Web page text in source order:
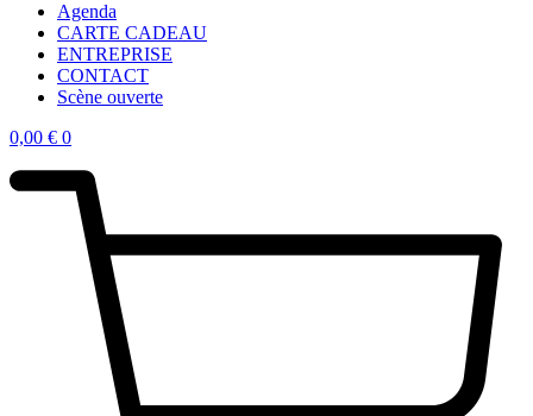
Agenda
CARTE CADEAU
ENTREPRISE
CONTACT
Scène ouverte
0,00 € 0